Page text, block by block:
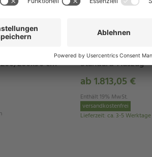
Aluminium/HPL
260x90 cm
Ausziehtisch
Standard-Auszug
ab 1.813,05 €
Enthält 19% MwSt.
versandkostenfrei
Lieferzeit: ca. 3-5 Werktage